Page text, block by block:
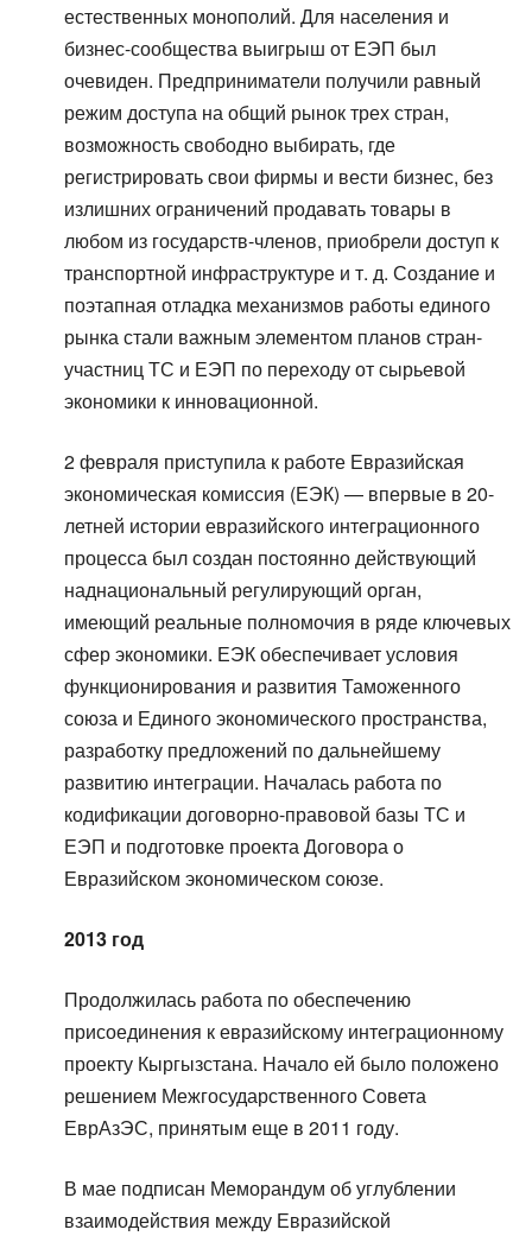
естественных монополий. Для населения и
бизнес-сообщества выигрыш от ЕЭП был
очевиден. Предприниматели получили равный
режим доступа на общий рынок трех стран,
возможность свободно выбирать, где
регистрировать свои фирмы и вести бизнес, без
излишних ограничений продавать товары в
любом из государств-членов, приобрели доступ к
транспортной инфраструктуре и т. д. Создание и
поэтапная отладка механизмов работы единого
рынка стали важным элементом планов стран-
участниц ТС и ЕЭП по переходу от сырьевой
экономики к инновационной.
2 февраля приступила к работе Евразийская
экономическая комиссия (ЕЭК) — впервые в 20-
летней истории евразийского интеграционного
процесса был создан постоянно действующий
наднациональный регулирующий орган,
имеющий реальные полномочия в ряде ключевых
сфер экономики. ЕЭК обеспечивает условия
функционирования и развития Таможенного
союза и Единого экономического пространства,
разработку предложений по дальнейшему
развитию интеграции. Началась работа по
кодификации договорно-правовой базы ТС и
ЕЭП и подготовке проекта Договора о
Евразийском экономическом союзе.
2013 год
Продолжилась работа по обеспечению
присоединения к евразийскому интеграционному
проекту Кыргызстана. Начало ей было положено
решением Межгосударственного Совета
ЕврАзЭС, принятым еще в 2011 году.
В мае подписан Меморандум об углублении
взаимодействия между Евразийской